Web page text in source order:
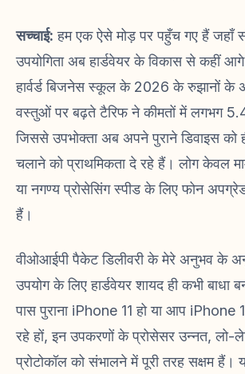
सच्चाई: हम एक ऐसे मोड़ पर पहुँच गए हैं जहाँ
उपयोगिता अब हार्डवेयर के विकास से कहीं
हार्वर्ड बिजनेस स्कूल के 2026 के रुझानों के
वस्तुओं पर बढ़ते टैरिफ ने कीमतों में लगभग
जिससे उपभोक्ता अब अपने पुराने डिवाइस
चलाने को प्राथमिकता दे रहे हैं। लोग केवल
या नगण्य प्रोसेसिंग स्पीड के लिए फोन
हैं।
वीओआईपी पैकेट डिलीवरी के मेरे अनुभव के
उपयोग के लिए हार्डवेयर शायद ही कभी
पास पुराना iPhone 11 हो या आप iPhone
रहे हों, इन उपकरणों के प्रोसेसर उन्नत, लो-
प्रोटोकॉल को संभालने में पूरी तरह सक्षम हैं।